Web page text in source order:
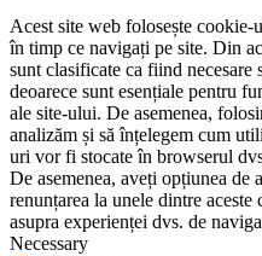
Acest site web folosește
în timp ce navigați pe site. Din
sunt clasificate ca fiind necesare
deoarece sunt esențiale pentru
ale site-ului. De asemenea,
analizăm și să înțelegem cum
uri vor fi stocate în browserul
De asemenea, aveți opțiunea de
renunțarea la unele dintre
asupra experienței dvs. de
Necessary